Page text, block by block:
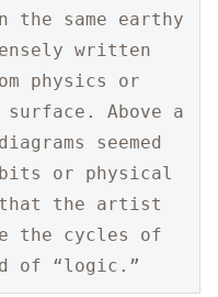
the same earthy
written
physics or
Above a
seemed
or physical
that the artist
the cycles of
of “logic.”